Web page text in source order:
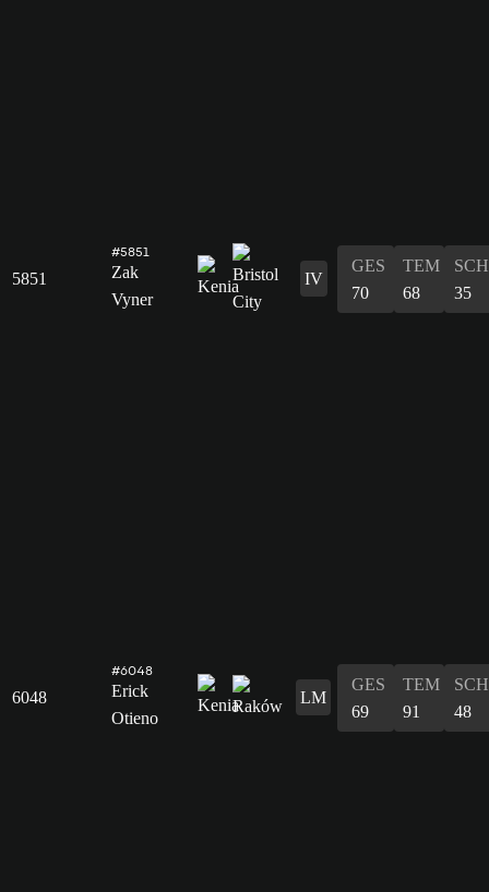
5851
#5851
Zak
Vyner
IV
GES
70
TEM
68
SCH
35
6048
#6048
Erick
Otieno
LM
GES
69
TEM
91
SCH
48